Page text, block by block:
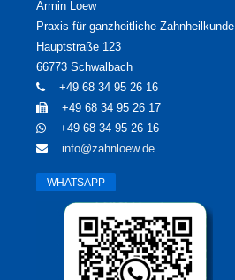
Armin Loew
Praxis für ganzheitliche Zahnheilkunde
Hauptstraße 123
66773 Schwalbach
+49 68 34 95 26 16
+49 68 34 95 26 17
+49 68 34 95 26 16
info@zahnloew.de
WHATSAPP